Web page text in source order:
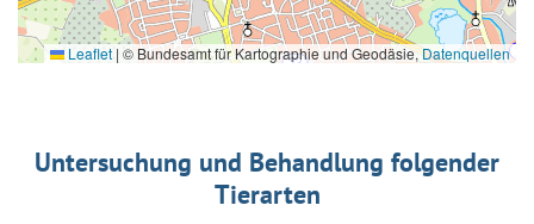
Leaflet | © Bundesamt für Kartographie und Geodäsie,Datenquellen
Untersuchung und Behandlung folgender
Tierarten